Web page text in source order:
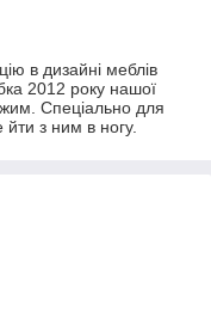
в дизайні меблів
2012 року нашої
Спеціально для
з ним в ногу.